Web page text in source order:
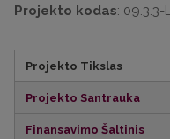
Projekto kodas: 09.3.3-
Projekto Tikslas
Projekto Santrauka
Finansavimo Šaltinis